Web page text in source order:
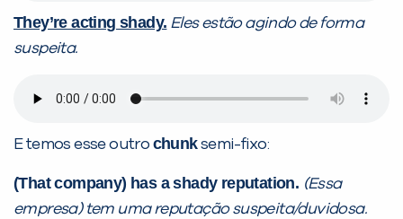
They’re acting shady. Eles estão agindo de forma
suspeita.
E temos esse outro chunksemi-fixo:
(That company) has a shady reputation. (Essa
empresa) tem uma reputação suspeita/duvidosa.